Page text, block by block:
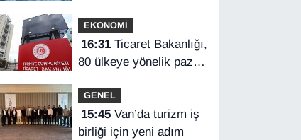
sahil güvenlik ekipleri
kurtardı
EKONOMİ
16:31Ticaret Bakanlığı,
80 ülkeye yönelik pazar
araştırması hazırladı
GENEL
15:45Van’da turizm iş
birliği için yeni adım